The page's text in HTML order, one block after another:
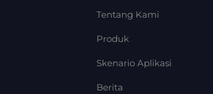
Tentang Kami
Produk
Skenario Aplikasi
Berita